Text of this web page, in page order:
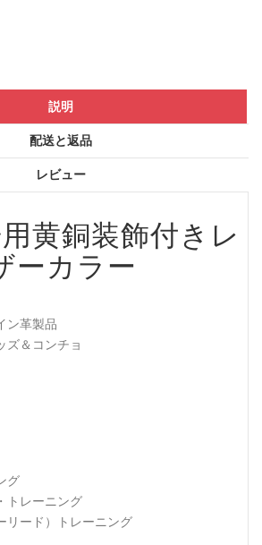
説明
配送と返品
レビュー
黄銅装飾付きレ
ーカラー
ン革製品
ズ＆コンチョ
グ
トレーニング
リード）トレーニング